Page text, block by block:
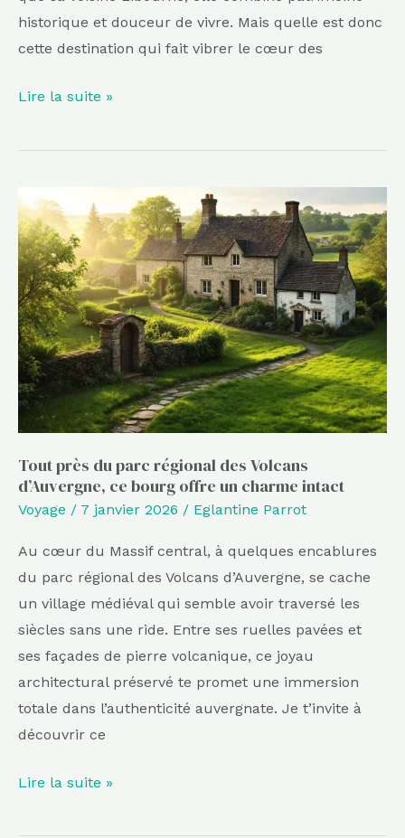
historique et douceur de vivre. Mais quelle est donc
cette destination qui fait vibrer le cœur des
Lire la suite »
Tout près du parc régional des Volcans
d’Auvergne, ce bourg offre un charme intact
Voyage / 7 janvier 2026 / Eglantine Parrot
Au cœur du Massif central, à quelques encablures
du parc régional des Volcans d’Auvergne, se cache
un village médiéval qui semble avoir traversé les
siècles sans une ride. Entre ses ruelles pavées et
ses façades de pierre volcanique, ce joyau
architectural préservé te promet une immersion
totale dans l’authenticité auvergnate. Je t’invite à
découvrir ce
Tout
près
du
parc
régional
des
Volcans
d’Auvergne,
ce
bourg
offre
un
charme
Lire la suite »